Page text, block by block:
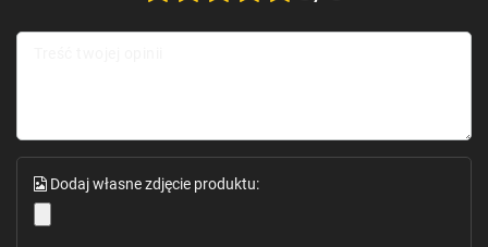
Dodaj własne zdjęcie produktu: